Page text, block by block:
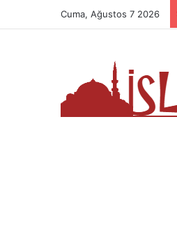
Cuma, Ağustos 7 2026